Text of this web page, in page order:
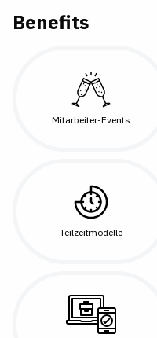
Benefits
Mitarbeiter-Events
Teilzeitmodelle